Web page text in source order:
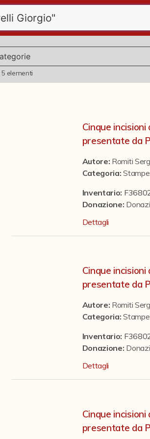
5elementi
Cinque
presentate da
Autore: Romiti
Categoria:Stampe
Inventario:
Donazione:
Dettagli
Cinque
presentate da
Autore: Romiti
Categoria:Stampe
Inventario:
Donazione:
Dettagli
Cinque
presentate da